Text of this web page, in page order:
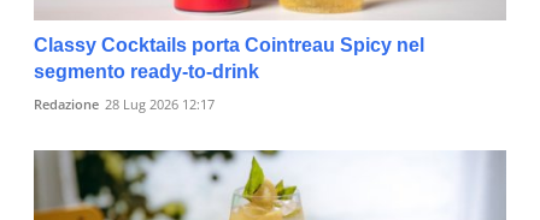
Classy Cocktails porta Cointreau Spicy nel
segmento ready-to-drink
Redazione 28 Lug 2026 12:17